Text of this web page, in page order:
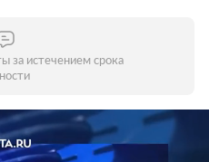
за истечением срока